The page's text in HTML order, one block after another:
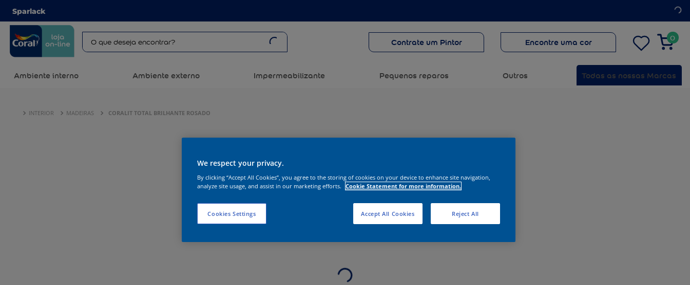
Sparlack
Contrate um Pintor Encontre uma cor 0
Ambiente interno Ambiente externo Impermeabilizante Pequenos reparos Outros Todas as nossas Marcas
INTERIOR MADEIRAS CORALIT TOTAL BRILHANTE ROSADO
We respect your privacy.
By clicking “Accept All Cookies”, you agree to the storing of cookies on your device to enhance site navigation,
analyze site usage, and assist in our marketing efforts. Cookie Statement for more information.
Cookies Settings Reject All
Accept All Cookies